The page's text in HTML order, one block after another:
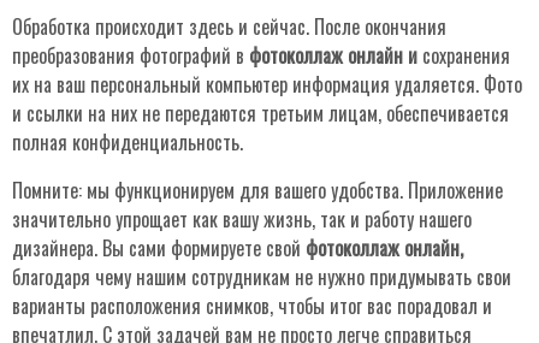
Обработка происходит здесь и сейчас. После окончания
преобразования фотографий в фотоколлаж онлайн и сохранения
их на ваш персональный компьютер информация удаляется. Фото
и ссылки на них не передаются третьим лицам, обеспечивается
полная конфиденциальность.
Помните: мы функционируем для вашего удобства. Приложение
значительно упрощает как вашу жизнь, так и работу нашего
дизайнера. Вы сами формируете свой фотоколлаж онлайн,
благодаря чему нашим сотрудникам не нужно придумывать свои
варианты расположения снимков, чтобы итог вас порадовал и
впечатлил. С этой задачей вам не просто легче справиться